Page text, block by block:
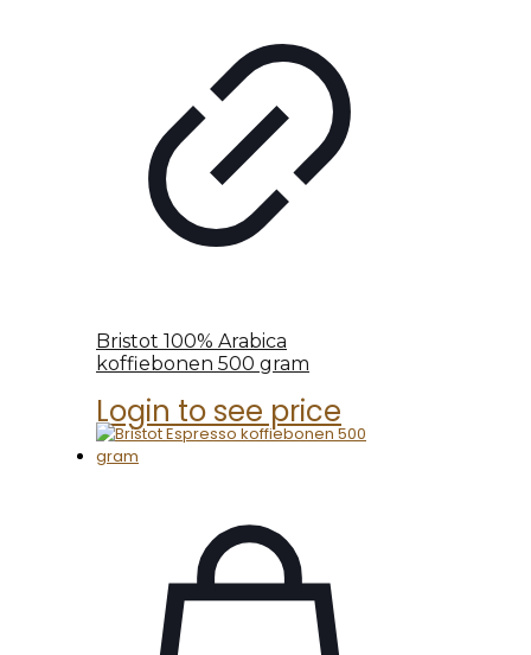
Bristot 100% Arabica
koffiebonen 500 gram
Login to see price